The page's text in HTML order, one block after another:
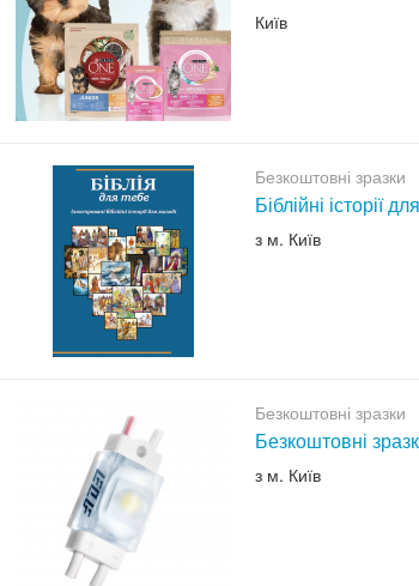
Київ
Безкоштовні зразки
Біблійні історії
з м. Київ
Безкоштовні зразки
Безкоштовні
з м. Київ